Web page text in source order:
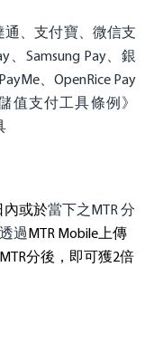
通、支付寶、微信支
、Samsung Pay、銀
、OpenRice Pay
值支付工具條例》
內或於當下之MTR 分
過MTR Mobile 上傳
MTR分後，即可獲2倍